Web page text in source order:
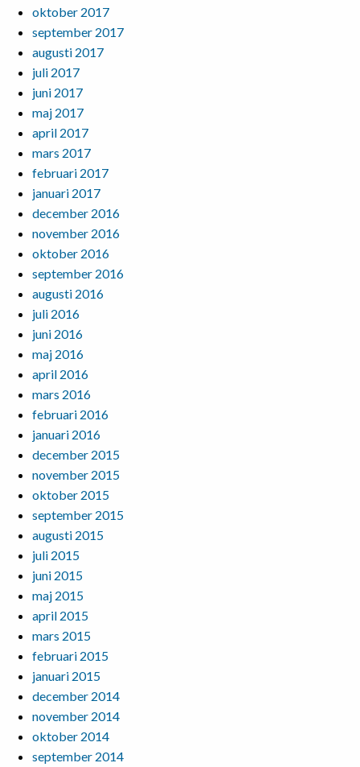
oktober 2017
september 2017
augusti 2017
juli 2017
juni 2017
maj 2017
april 2017
mars 2017
februari 2017
januari 2017
december 2016
november 2016
oktober 2016
september 2016
augusti 2016
juli 2016
juni 2016
maj 2016
april 2016
mars 2016
februari 2016
januari 2016
december 2015
november 2015
oktober 2015
september 2015
augusti 2015
juli 2015
juni 2015
maj 2015
april 2015
mars 2015
februari 2015
januari 2015
december 2014
november 2014
oktober 2014
september 2014